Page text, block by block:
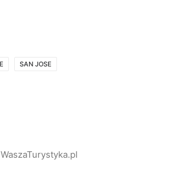
SAN JOSE